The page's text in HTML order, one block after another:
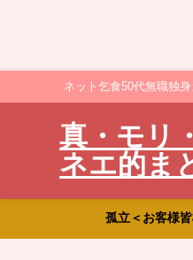
ネット乞食50代無職独
真・モリ
ネエ的ま
孤立＜お客様